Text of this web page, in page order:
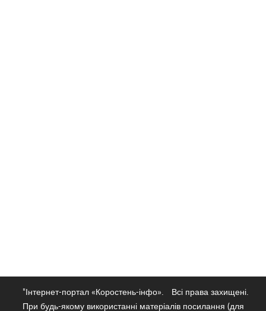
"Інтернет-портал «Коростень-інфо».
Всі права захищені.
При будь-якому використанні матеріалів посилання (для